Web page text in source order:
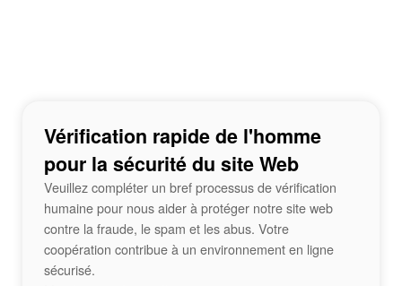
Vérification rapide de l'homme
pour la sécurité du site Web
Veuillez compléter un bref processus de vérification
humaine pour nous aider à protéger notre site web
contre la fraude, le spam et les abus. Votre
coopération contribue à un environnement en ligne
sécurisé.